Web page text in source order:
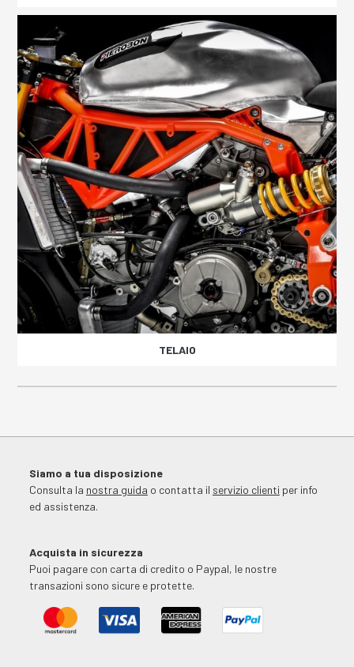
TELAIO
Siamo a tua disposizione
Consulta la nostra guida o contatta il servizio clienti per info
ed assistenza.
Acquista in sicurezza
Puoi pagare con carta di credito o Paypal, le nostre
transazioni sono sicure e protette.